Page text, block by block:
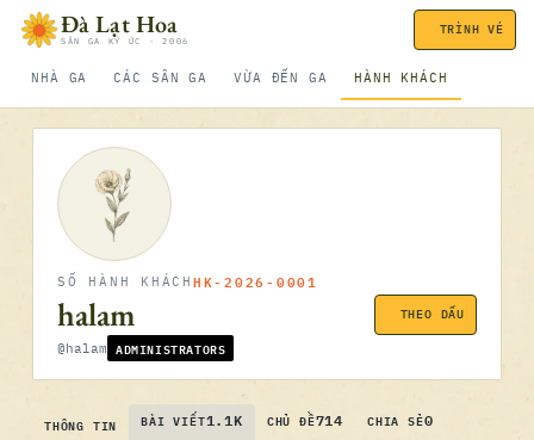
Bỏ qua nội dungĐà Lạt Hoa
SÂN GA KÝ ỨC · 2006
NHÀ GA CÁC SÂN GA VỪA ĐẾN GA HÀNH KHÁCH
TRÌNH VÉ
SỐ HÀNH KHÁCH HK-2026-0001
halam
@halam ADMINISTRATORS
THEO DẤU
THÔNG TIN BÀI VIẾT1.1K CHỦ ĐỀ714 CHIA SẺ0